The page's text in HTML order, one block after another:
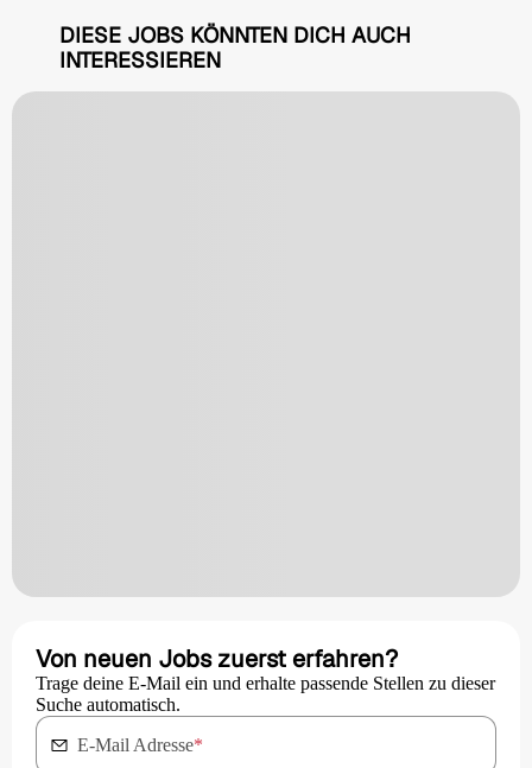
DIESE JOBS KÖNNTEN DICH AUCH
INTERESSIEREN
Von neuen Jobs zuerst erfahren?
Trage deine E-Mail ein und erhalte passende Stellen zu dieser
Suche automatisch.
E-Mail Adresse*